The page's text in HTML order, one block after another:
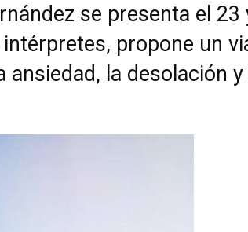
se presenta el 23
propone un
la desolación